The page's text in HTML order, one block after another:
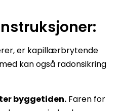
er kapillærbrytende
kan også radonsikring
byggetiden. Faren for